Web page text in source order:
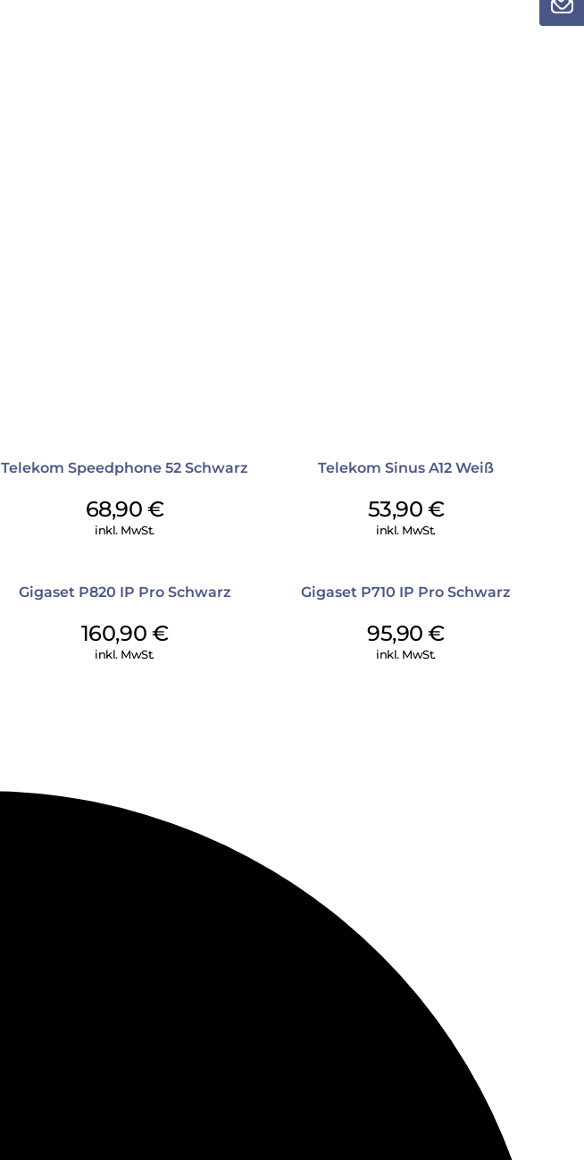
Telekom Speedphone 52 Schwarz
68,90 €
inkl. MwSt.
Telekom Sinus A12 Weiß
53,90 €
inkl. MwSt.
Gigaset P820 IP Pro Schwarz
160,90 €
inkl. MwSt.
Gigaset P710 IP Pro Schwarz
95,90€
inkl. MwSt.